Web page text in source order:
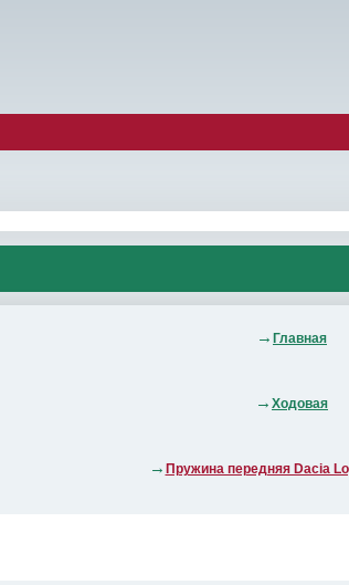
Главная
Ходовая
Пружина передняя Dacia